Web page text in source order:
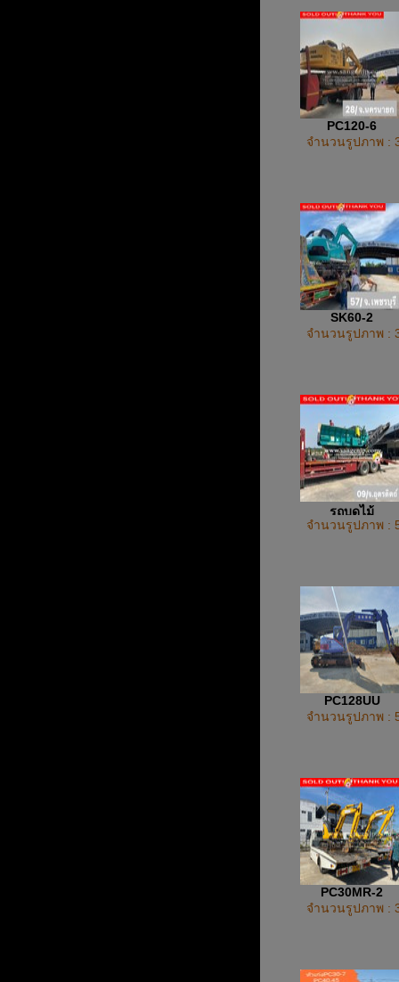
PC120-6
จำนวนรูปภาพ :
SK60-2
จำนวนรูปภาพ :
รถบดไม้
จำนวนรูปภาพ :
PC128UU
จำนวนรูปภาพ :
PC30MR-2
จำนวนรูปภาพ :